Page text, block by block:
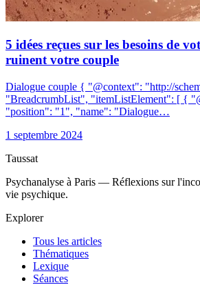
5 idées reçues sur les besoins de
ruinent votre couple
Dialogue couple { "@context": "http://
"BreadcrumbList", "itemListElement": [ {
"position": "1", "name": "Dialogue…
1 septembre 2024
Taussat
Psychanalyse à Paris — Réflexions sur
vie psychique.
Explorer
Tous les articles
Thématiques
Lexique
Séances